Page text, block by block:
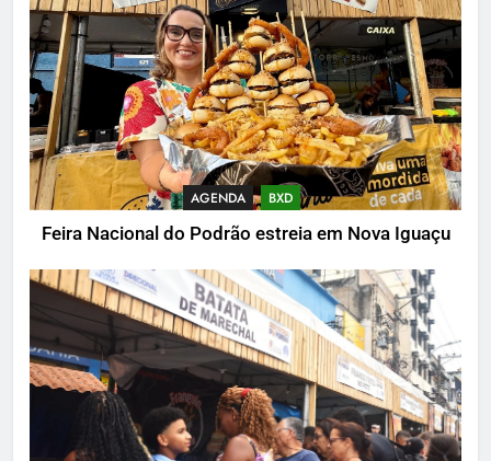
AGENDA BXD
Feira Nacional do Podrão estreia em Nova Iguaçu